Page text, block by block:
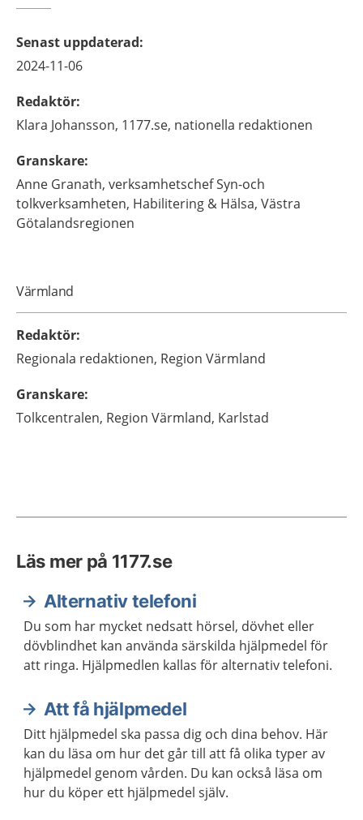
Senast uppdaterad:
2024-11-06
Redaktör:
Klara Johansson, 1177.se, nationella redaktionen
Granskare:
Anne Granath, verksamhetschef Syn-och
tolkverksamheten, Habilitering & Hälsa, Västra
Götalandsregionen
Värmland
Redaktör:
Regionala redaktionen, Region Värmland
Granskare:
Tolkcentralen, Region Värmland, Karlstad
Läs mer på 1177.se
Alternativ telefoni
Du som har mycket nedsatt hörsel, dövhet eller
dövblindhet kan använda särskilda hjälpmedel för
att ringa. Hjälpmedlen kallas för alternativ telefoni.
Att få hjälpmedel
Ditt hjälpmedel ska passa dig och dina behov. Här
kan du läsa om hur det går till att få olika typer av
hjälpmedel genom vården. Du kan också läsa om
hur du köper ett hjälpmedel själv.